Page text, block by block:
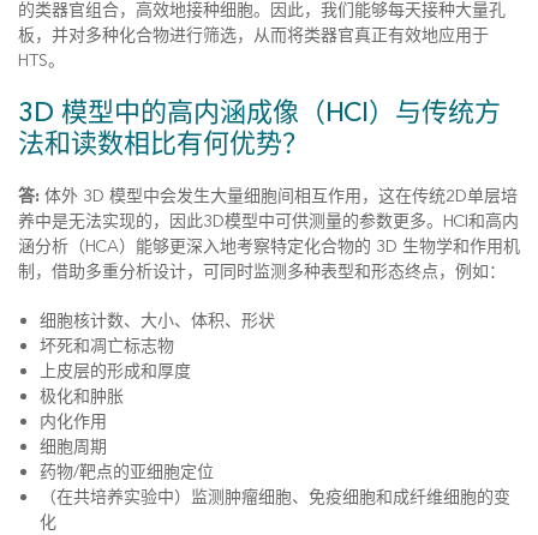
的类器官组合，高效地接种细胞。因此，我们能够每天接种大量孔
板，并对多种化合物进行筛选，从而将类器官真正有效地应用于
HTS。
3D 模型中的高内涵成像（HCI）与传统方
法和读数相比有何优势？
答: 体外 3D 模型中会发生大量细胞间相互作用，这在传统2D单层培
养中是无法实现的，因此3D模型中可供测量的参数更多。HCI和高内
涵分析（HCA）能够更深入地考察特定化合物的 3D 生物学和作用机
制，借助多重分析设计，可同时监测多种表型和形态终点，例如：
细胞核计数、大小、体积、形状
坏死和凋亡标志物
上皮层的形成和厚度
极化和肿胀
内化作用
细胞周期
药物/靶点的亚细胞定位
（在共培养实验中）监测肿瘤细胞、免疫细胞和成纤维细胞的变
化